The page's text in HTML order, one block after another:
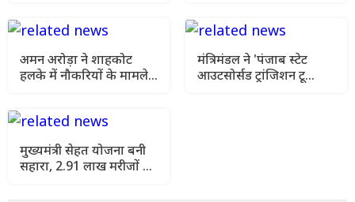
पेश किया
अमन अरोड़ा ने शाहकोट
हलके में नौकरियों के मामले
मंत्रिमंडल ने 'पंजाब स्टेट
आउटसोर्सड ट्रांजिशन टू
मुख्यमंत्री सेहत योजना बनी
सहारा, 2.91 लाख मरीजों को